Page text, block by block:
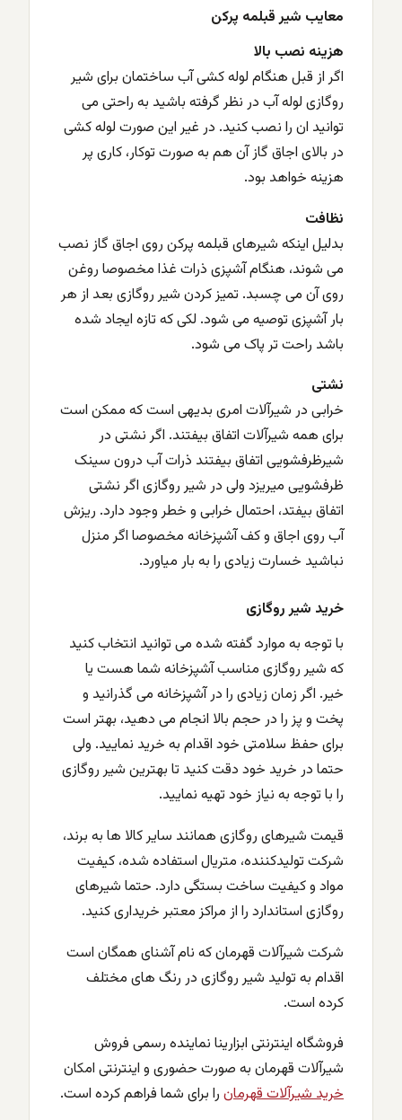
معایب شیر قبلمه پرکن
هزینه نصب بالا
اگر از قبل هنگام لوله کشی آب ساختمان برای شیر
روگازی لوله آب در نظر گرفته باشید به راحتی می
توانید ان را نصب کنید. در غیر این صورت لوله کشی
در بالای اجاق گاز آن هم به صورت توکار، کاری پر
هزینه خواهد بود.
نظافت
بدلیل اینکه شیرهای قبلمه پرکن روی اجاق گاز نصب
می شوند، هنگام آشپزی ذرات غذا مخصوصا روغن
روی آن می چسبد. تمیز کردن شیر روگازی بعد از هر
بار آشپزی توصیه می شود. لکی که تازه ایجاد شده
باشد راحت تر پاک می شود.
نشتی
خرابی در شیرآلات امری بدیهی است که ممکن است
برای همه شیرآلات اتفاق بیفتند. اگر نشتی در
شیرظرفشویی اتفاق بیفتند ذرات آب درون سینک
ظرفشویی میریزد ولی در شیر روگازی اگر نشتی
اتفاق بیفتد، احتمال خرابی و خطر وجود دارد. ریزش
آب روی اجاق و کف آشپزخانه مخصوصا اگر منزل
نباشید خسارت زیادی را به بار میاورد.
خرید شیر روگازی
با توجه به موارد گفته شده می توانید انتخاب کنید
که شیر روگازی مناسب آشپزخانه شما هست یا
خیر. اگر زمان زیادی را در آشپزخانه می گذرانید و
پخت و پز را در حجم بالا انجام می دهید، بهتر است
برای حفظ سلامتی خود اقدام به خرید نمایید. ولی
حتما در خرید خود دقت کنید تا بهترین شیر روگازی
را با توجه به نیاز خود تهیه نمایید.
قیمت شیرهای روگازی همانند سایر کالا ها به برند،
شرکت تولیدکننده، متریال استفاده شده، کیفیت
مواد و کیفیت ساخت بستگی دارد. حتما شیرهای
روگازی استاندارد را از مراکز معتبر خریداری کنید.
شرکت شیرآلات قهرمان که نام آشنای همگان است
اقدام به تولید شیر روگازی در رنگ های مختلف
کرده است.
فروشگاه اینترنتی ابزارینا نماینده رسمی فروش
شیرآلات قهرمان به صورت حضوری و اینترنتی امکان
خرید شیرآلات قهرمان را برای شما فراهم کرده است.